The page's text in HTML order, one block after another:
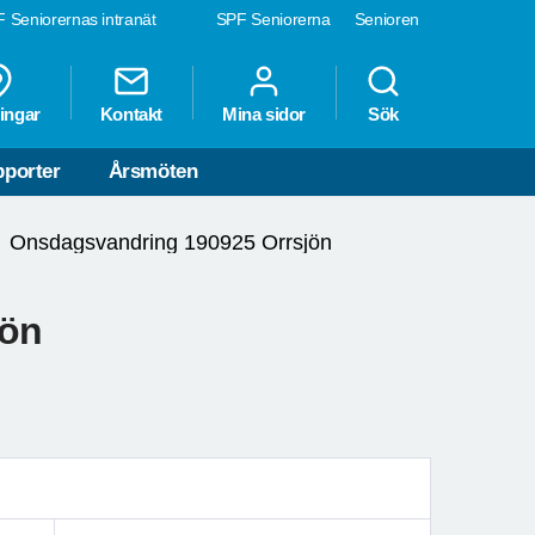
SPF Seniorerna Senioren
Seniorernas intranät
Kontakt Mina sidor Sök
Årsmöten
Onsdagsvandring 190925 Orrsjön